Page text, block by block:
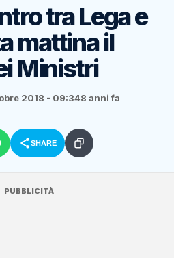
tra Lega e
mattina il
Ministri
2018 - 09:348 anni fa
SHARE
PUBBLICITÀ